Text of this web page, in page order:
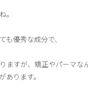
。
も優秀な成分で、
ますが、矯正やパーマな
あります。